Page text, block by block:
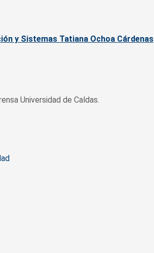
y Sistemas Tatiana Ochoa Cárdenas
Universidad de Caldas.